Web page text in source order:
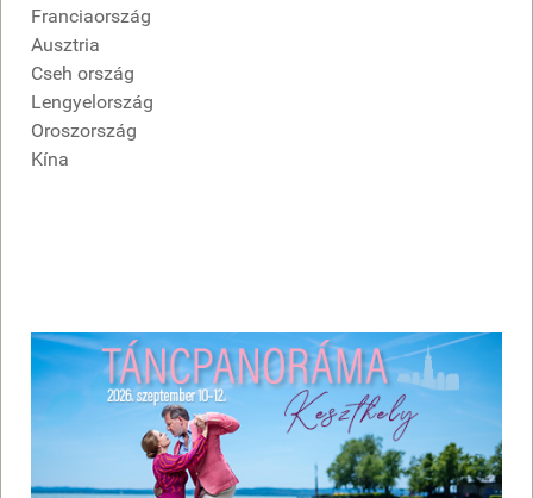
Franciaország
Ausztria
Cseh ország
Lengyelország
Oroszország
Kína